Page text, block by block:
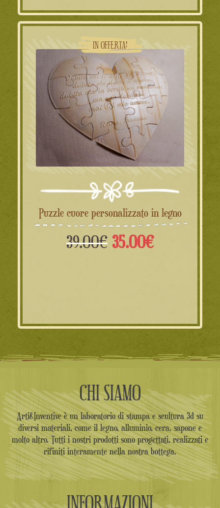
era:
19.90€.
è:
15.90€.
IN OFFERTA!
Puzzle cuore personalizzato in legno
39.00€ Il
35.00€Il
CHI SIAMO
Arti&Inventive è un laboratorio di stampa e scultura 3d su
diversi materiali, come il legno, alluminio, cera, sapone e
molto altro. Tutti i nostri prodotti sono progettati, realizzati e
rifiniti interamente nella nostra bottega.
INFORMAZIONI